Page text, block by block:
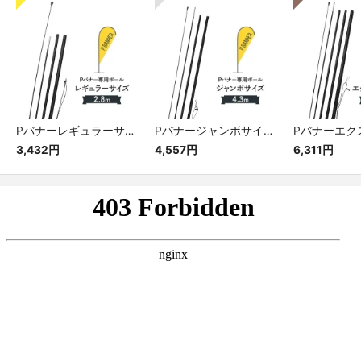
Pバナーレギュラーサイズ専用ポール
3,432円
Pバナージャンボサイズ専用ポール
4,557円
6,311円